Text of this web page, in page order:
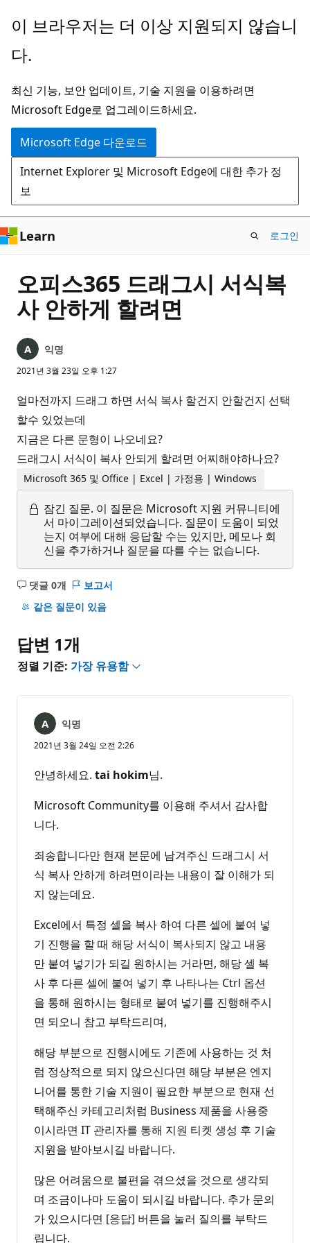
주
콘
츠
로
건
너
뛰
기
이 브라우저는 더 이상 지원되지 않습니
다.
최신 기능, 보안 업데이트, 기술 지원을 이용하려면
Microsoft Edge로 업그레이드하세요.
Microsoft Edge 다운로드
Internet Explorer 및 Microsoft Edge에 대한 추가 정
보
Learn 로그인
오피스365 드래그시 서식복
사 안하게 할려면
익명
2021년 3월 23일 오후 1:27
얼마전까지 드래그 하면 서식 복사 할건지 안할건지 선택
할수 있었는데
지금은 다른 문형이 나오네요?
드래그시 서식이 복사 안되게 할려면 어찌해야하나요?
Microsoft 365 및 Office | Excel | 가정용 | Windows
잠긴 질문. 이 질문은 Microsoft 지원 커뮤니티에
서 마이그레이션되었습니다. 질문이 도움이 되었
는지 여부에 대해 응답할 수는 있지만, 메모나 회
신을 추가하거나 질문을 따를 수는 없습니다.
댓글 0개
설
명
음
보고서
같은 질문이 있음
답변 1개
정렬 기준: 가장 유용함
익명
2021년 3월 24일 오전 2:26
안녕하세요. tai hokim님.
Microsoft Community를 이용해 주셔서 감사합
니다.
죄송합니다만 현재 본문에 남겨주신 드래그시 서
식 복사 안하게 하려면이라는 내용이 잘 이해가 되
지 않는데요.
Excel에서 특정 셀을 복사 하여 다른 셀에 붙여 넣
기 진행을 할 때 해당 서식이 복사되지 않고 내용
만 붙여 넣기가 되길 원하시는 거라면, 해당 셀 복
사 후 다른 셀에 붙여 넣기 후 나타나는 Ctrl 옵션
을 통해 원하시는 형태로 붙여 넣기를 진행해주시
면 되오니 참고 부탁드리며,
해당 부분으로 진행시에도 기존에 사용하는 것 처
럼 정상적으로 되지 않으신다면 해당 부분은 엔지
니어를 통한 기술 지원이 필요한 부분으로 현재 선
택해주신 카테고리처럼 Business 제품을 사용중
이시라면 IT 관리자를 통해 지원 티켓 생성 후 기술
지원을 받아보시길 바랍니다.
많은 어려움으로 불편을 겪으셨을 것으로 생각되
며 조금이나마 도움이 되시길 바랍니다. 추가 문의
가 있으시다면 [응답] 버튼을 눌러 질의를 부탁드
립니다.